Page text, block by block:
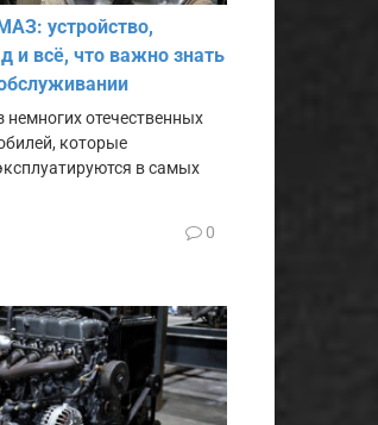
устройство,
и всё, что важно знать
отечественных
которые
в самых
0